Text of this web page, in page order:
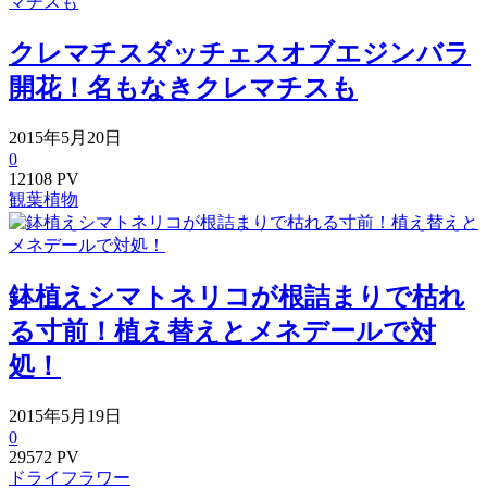
クレマチスダッチェスオブエジンバラ
開花！名もなきクレマチスも
2015年5月20日
0
12108 PV
観葉植物
鉢植えシマトネリコが根詰まりで枯れ
る寸前！植え替えとメネデールで対
処！
2015年5月19日
0
29572 PV
ドライフラワー